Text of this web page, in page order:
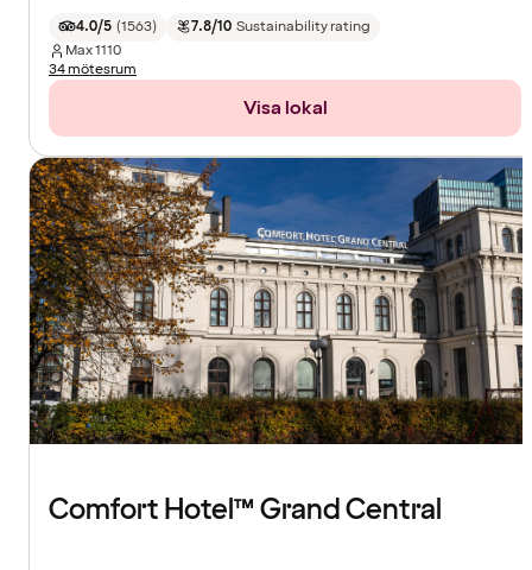
4.0/5 (1563) 7.8/10 Sustainability rating
Max1110
34 mötesrum
Visa lokal
Comfort Hotel™ Grand Central